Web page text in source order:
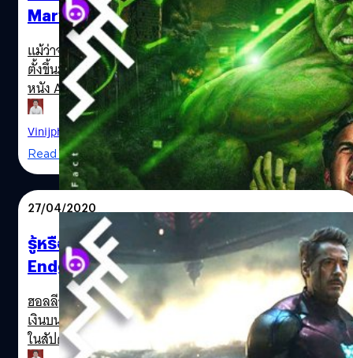
Avengers: Endgame
ก็ไม่รู้ว่าใครนี่ละ!) จากเว็บไซต์ 4Chan ออกมาโพสต์ตอนเดือน
สิงหาคม 2018 เกือบ 7 เดือนก่อนที่หนัง Endgame เข้าฉาย
เคยเปิดเผยเรื่องราวในภาค 4 ของ Avengers ไว้ว่า Iron Man
จะกลับมารวมทีมทุกคนอีกครั้ง และตัดสินใจที่จะสร้างถุงมือ
Infinity Gauntlet เพื่อแก้ไขสิ่งที่ Thanos ได้ทำเอาไว้…
World War Hulk Avengers
Marvel ใน Avengers 5: World War Hulk
แม้ว่าจะเป็นข่าวลือหรือทฤษฎีสมคบคิดที่เหล่าแฟน ๆ มาร์เวล
ตั้งขึ้นมา แต่ก็ถือว่าเป็นแนวคิดที่เข้าท่าอยู่พอสมควร สำหรับ
หนัง Avengers ภาค 5 ที่อาจจะเปลี่ยนตัวละครบางตัวจากฝั่ง
พระเอกกลายไปเป็นฝั่งผู้ร้ายชนิดชวนช็อกคนดูที่ติดตามกัน
มาตลอด 12 ปีของหนังจักรวาลมาร์เวล เมื่อมีการเปิดเผยถึง
ทฤษฎีที่ว่า เจ้ายักษเขียวฮัลค์ในร่างของ ดร.บรู๊ซ แบนเนอร์
อาจจะกลายเป็นตัวร้ายในหนังร่วมพลฮีโรเรื่องต่อไป แฟน ๆ
มาร์เวลที่ใช้ชื่อบัญชีใน Reddit ว่า u/smileimhigh ได้ให้
ความเห็นที่ปรากฎในรายงานล่าสุดนี้ อ้างอิงแนวเรื่องนี้จากคอ
มิกตอน World War Hulk ที่ถูกตีพิมพ์ในมาร์เวลคอมิกเมื่อปี
2007 อีกตอนหนึ่งของคอมิกฉบับนี้ได้ถูกนำมาดัดแปลงเป็น
หนังแล้วนั่นคือ The Aftermath of the Planet Hulk ที่ถูกนำ
มาเป็นส่วนหนึ่งของเนื้อเรื่องใน Thor: Ragnarok (2017) เขาจึง
ค่อนข้างมั่นใจว่า Marvel Studios จะนำส่วนที่เหลือมา
ดัดแปลงต่ออีกครั้ง ทฤษฎีของแฟนมาร์เวลคนนี้บอกว่า ฮัลค์
เองรู้สึกแปลกแยกจากฮีโรคนอื่น ๆ ในทีมอยู่แล้ว (เคยปลีกตัว
Vinijphat Kanyapong| 2274 days ago
Read More
27/04/2020
รู้หรือไม่? ทำไมนักแสดง Avengers:
Endgame ถึงได้รวยกันอื้อซ่าหลังจากเล่นหนัง
เรื่องนี้
ฮอลลีวูดโดยเฉพาะค่ายหนังหรือใครที่ติดตามอันดับหนังทำ
เงินบนตาราง Box Office คงจะคิดถึงปีที่แล้วเป็นพิเศษ เพราะ
ในสัปดาห์หน้าของปีที่แล้วที่หนัง Avengers: Endgame